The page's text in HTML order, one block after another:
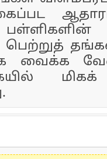
ஆதாரம்
பெற்றுத்
வைக்க